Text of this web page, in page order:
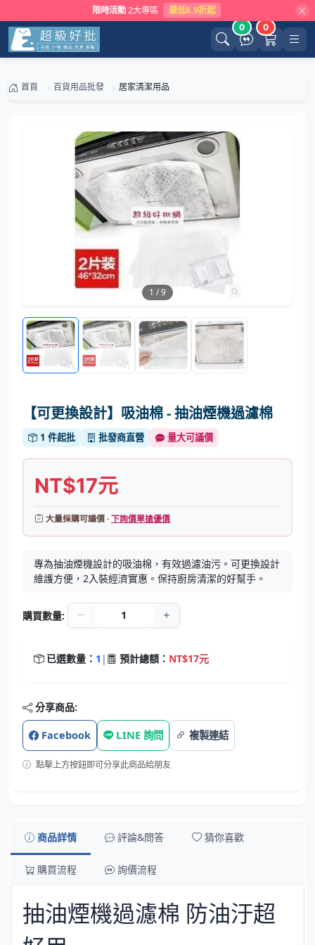
限時活動 2大專區 最低8.9折起
0 0
首頁 百貨用品批發 居家清潔用品
1 /9
【可更換設計】吸油棉 - 抽油煙機過濾棉
1 件起批 批發商直營 量大可議價
NT$17元
大量採購可議價 ·下詢價單搶優價
專為抽油煙機設計的吸油棉，有效過濾油污。可更換設計
維護方便，2入裝經濟實惠。保持廚房清潔的好幫手。
購買數量:
已選數量： 1 | 預計總額： NT$17元
分享商品:
Facebook LINE 詢問 複製連結
點擊上方按鈕即可分享此商品給朋友
商品詳情 評論&問答 猜你喜歡
購買流程 詢價流程
抽油煙機過濾棉 防油汙超